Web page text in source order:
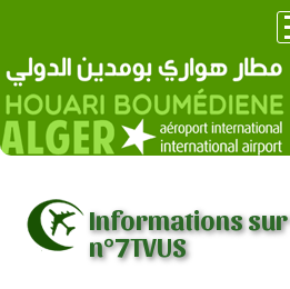
Informations
n°7TVUS